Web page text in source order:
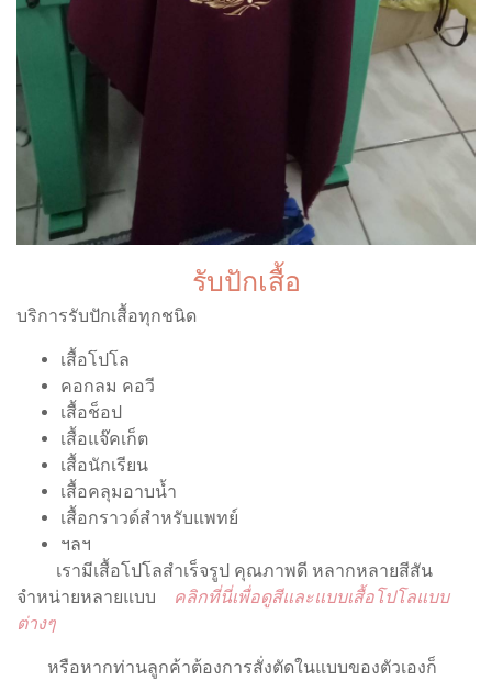
รับปักเสื้อ
บริการรับปักเสื้อทุกชนิด
เสื้อโปโล
คอกลม คอวี
เสื้อช็อป
เสื้อแจ๊คเก็ต
เสื้อนักเรียน
เสื้อคลุมอาบน้ำ
เสื้อกราวด์สำหรับแพทย์
ฯลฯ
เรามีเสื้อโปโลสำเร็จรูป คุณภาพดี หลากหลายสีสัน
จำหน่ายหลายแบบ
คลิกที่นี่เพื่อดูสีและแบบเสื้อโปโลแบบ
ต่างๆ
หรือหากท่านลูกค้าต้องการสั่งตัดในแบบของตัวเองก็